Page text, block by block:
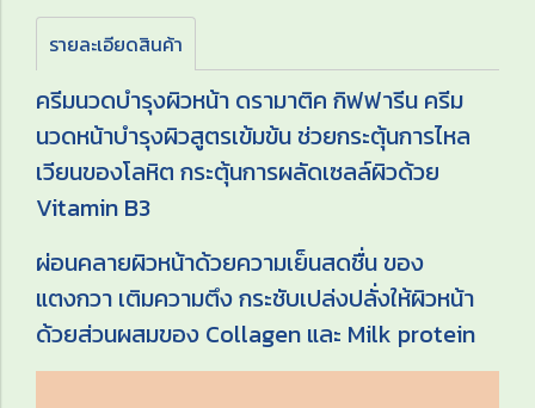
รายละเอียดสินค้า
ครีมนวดบำรุงผิวหน้า ดรามาติค กิฟฟารีน ครีม
นวดหน้าบำรุงผิวสูตรเข้มข้น ช่วยกระตุ้นการไหล
เวียนของโลหิต กระตุ้นการผลัดเซลล์ผิวด้วย
Vitamin B3
ผ่อนคลายผิวหน้าด้วยความเย็นสดชื่น ของ
แตงกวา เติมความตึง กระชับเปล่งปลั่งให้ผิวหน้า
ด้วยส่วนผสมของ Collagen และ Milk protein